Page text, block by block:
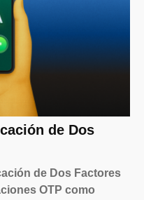
de Dos
de Dos Factores
OTP como